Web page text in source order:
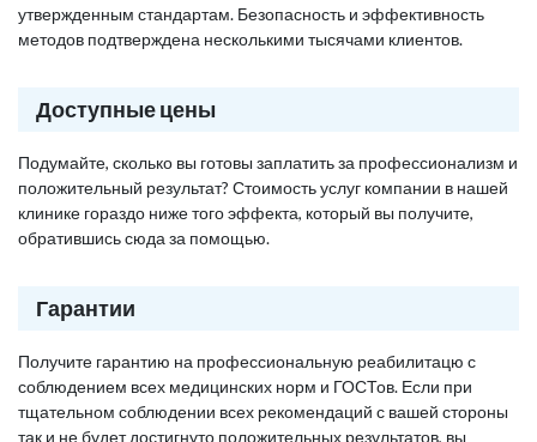
утвержденным стандартам. Безопасность и эффективность
методов подтверждена несколькими тысячами клиентов.
Доступные цены
Подумайте, сколько вы готовы заплатить за профессионализм и
положительный результат? Стоимость услуг компании в нашей
клинике гораздо ниже того эффекта, который вы получите,
обратившись сюда за помощью.
Гарантии
Получите гарантию на профессиональную реабилитацю с
соблюдением всех медицинских норм и ГОСТов. Если при
тщательном соблюдении всех рекомендаций с вашей стороны
так и не будет достигнуто положительных результатов, вы